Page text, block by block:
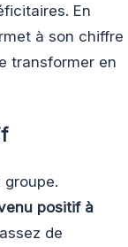
En
à son chiffre
transformer en
positif à
de